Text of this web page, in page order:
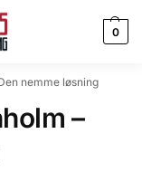
0
nemme løsning
–